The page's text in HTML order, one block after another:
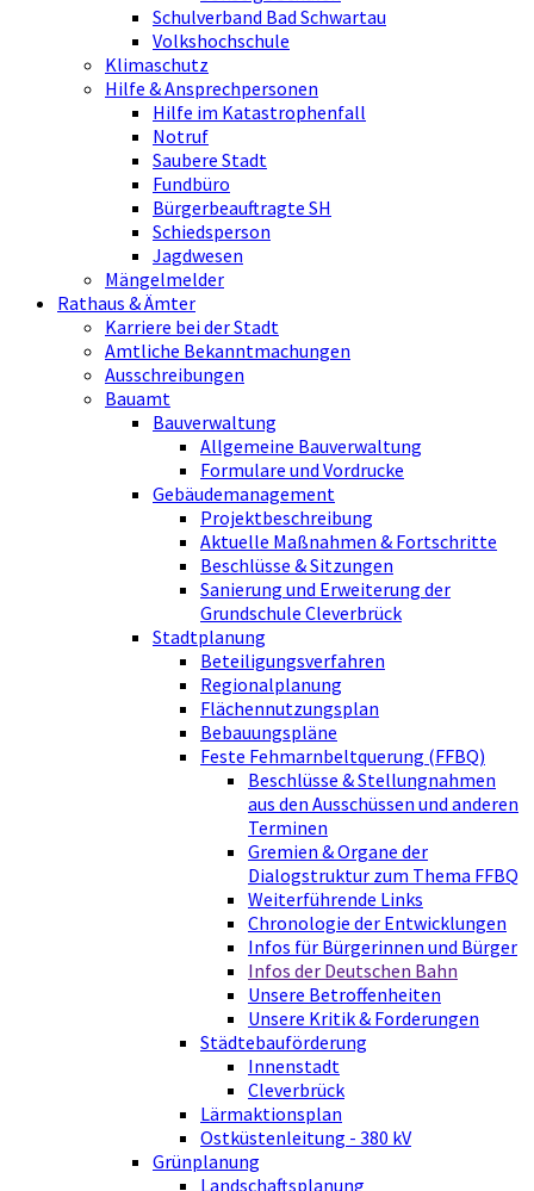
Schulverband Bad Schwartau
Volkshochschule
Klimaschutz
Hilfe & Ansprechpersonen
Hilfe im Katastrophenfall
Notruf
Saubere Stadt
Fundbüro
Bürgerbeauftragte SH
Schiedsperson
Jagdwesen
Mängelmelder
Rathaus & Ämter
Karriere bei der Stadt
Amtliche Bekanntmachungen
Ausschreibungen
Bauamt
Bauverwaltung
Allgemeine Bauverwaltung
Formulare und Vordrucke
Gebäudemanagement
Projektbeschreibung
Aktuelle Maßnahmen & Fortschritte
Beschlüsse & Sitzungen
Sanierung und Erweiterung der
Grundschule Cleverbrück
Stadtplanung
Beteiligungsverfahren
Regionalplanung
Flächennutzungsplan
Bebauungspläne
Feste Fehmarnbeltquerung (FFBQ)
Beschlüsse & Stellungnahmen
aus den Ausschüssen und anderen
Terminen
Gremien & Organe der
Dialogstruktur zum Thema FFBQ
Weiterführende Links
Chronologie der Entwicklungen
Infos für Bürgerinnen und Bürger
Infos der Deutschen Bahn
Unsere Betroffenheiten
Unsere Kritik & Forderungen
Städtebauförderung
Innenstadt
Cleverbrück
Lärmaktionsplan
Ostküstenleitung - 380 kV
Grünplanung
Landschaftsplanung